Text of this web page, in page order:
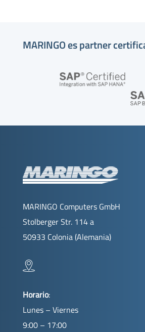
MARINGO es partner
MARINGO Computers GmbH
Stolberger Str. 114 a
50933 Colonia (Alemania)
Horario:
Lunes – Viernes
9:00 – 17:00